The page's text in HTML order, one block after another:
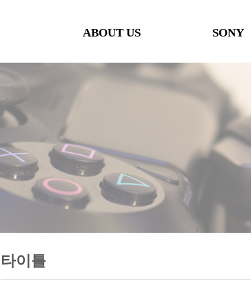
ABOUT US
행사일정
제휴 및 협력제안
SONY
타이틀
악세사리
타이틀